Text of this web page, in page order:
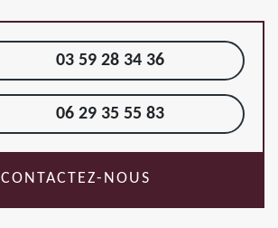
03 59 28 34 36
06 29 35 55 83
CONTACTEZ-NOUS